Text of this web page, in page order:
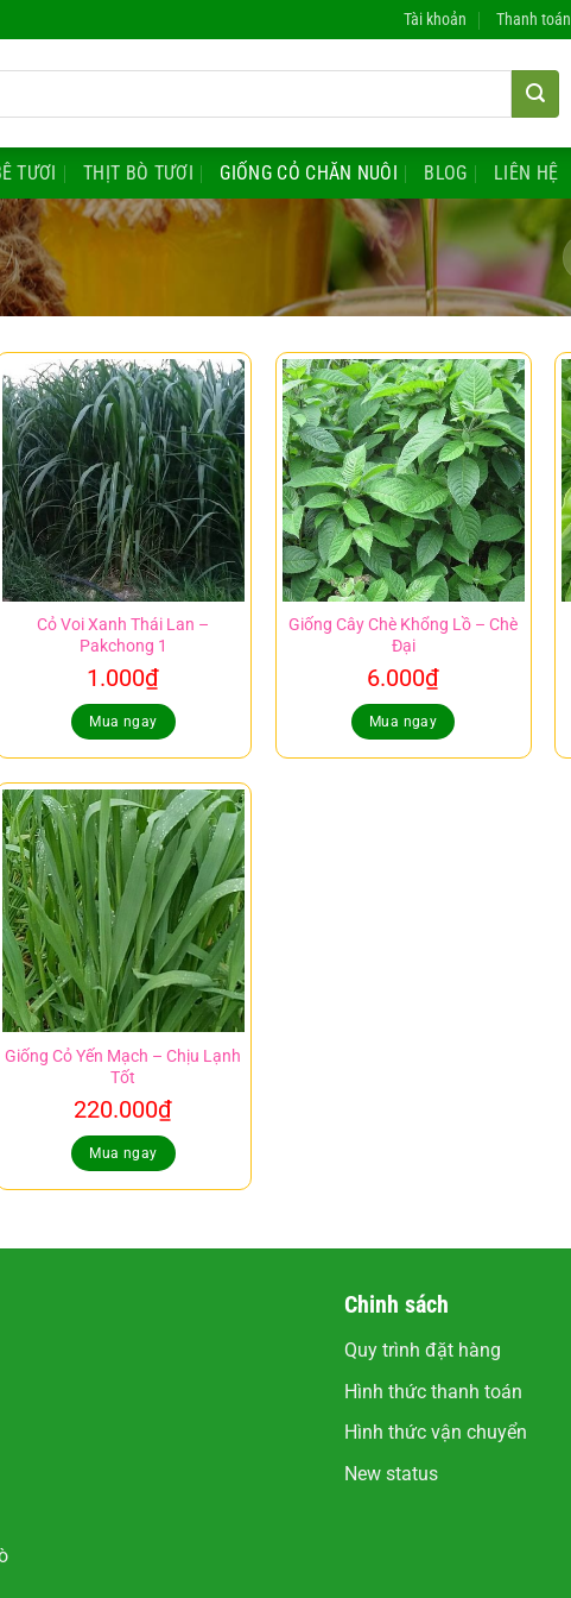
Tài khoản Thanh toán
TƯƠI THỊT BÒ TƯƠI GIỐNG CỎ CHĂN NUÔI BLOG LIÊN HỆ
Cỏ Voi Xanh Thái Lan –
Pakchong 1
1.000₫
Mua ngay
Giống Cây Chè Khổng Lồ – Chè
Đại
6.000₫
Mua ngay
Giống Cỏ Yến Mạch – Chịu Lạnh
Tốt
220.000₫
Mua ngay
Chinh sách
Quy trình đặt hàng
Hình thức thanh toán
Hình thức vận chuyển
New status